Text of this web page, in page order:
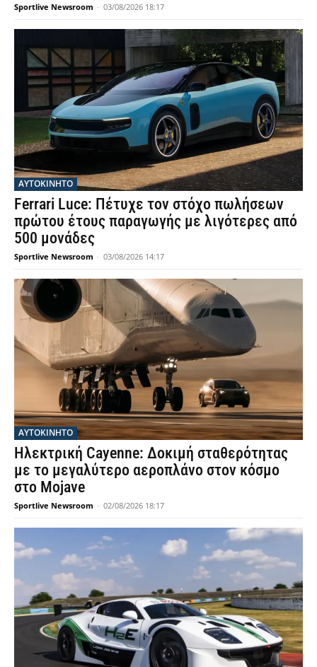
Sportlive Newsroom - 03/08/2026 18:17
ΑΥΤΟΚΙΝΗΤΟ
Ferrari Luce: Πέτυχε τον στόχο πωλήσεων
πρώτου έτους παραγωγής με λιγότερες από
500 μονάδες
Sportlive Newsroom - 03/08/2026 14:17
ΑΥΤΟΚΙΝΗΤΟ
Ηλεκτρική Cayenne: Δοκιμή σταθερότητας
με το μεγαλύτερο αεροπλάνο στον κόσμο
στο Mojave
Sportlive Newsroom - 02/08/2026 18:17